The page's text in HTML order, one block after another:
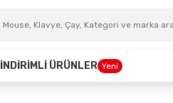
İNDİRİMLİ ÜRÜNLER Yeni